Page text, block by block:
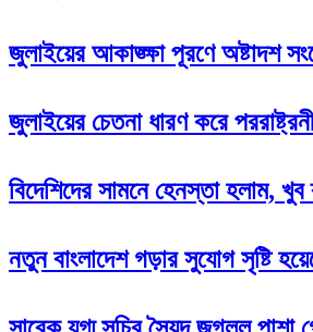
জুলাইয়ের আকাঙ্ক্ষা পূরণে অষ্টাদশ
জুলাইয়ের চেতনা ধারণ করে
বিদেশিদের সামনে হেনস্তা হলাম,
নতুন বাংলাদেশ গড়ার সুযোগ সৃষ্টি